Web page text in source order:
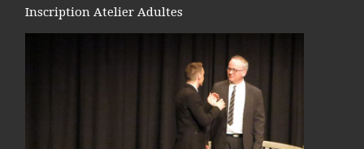
Inscription Atelier Adultes